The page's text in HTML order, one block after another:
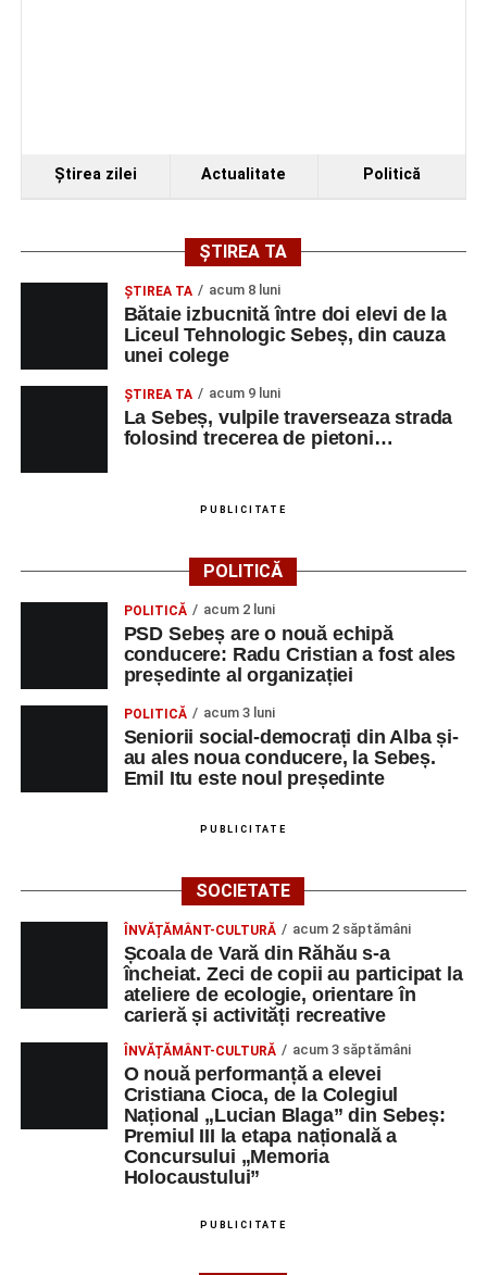
Ştirea zilei Actualitate Politică
ȘTIREA TA
ŞTIREA TA acum 8 luni
Bătaie izbucnită între doi elevi de la
Liceul Tehnologic Sebeș, din cauza
unei colege
ŞTIREA TA acum 9 luni
La Sebeș, vulpile traverseaza strada
folosind trecerea de pietoni…
PUBLICITATE
POLITICĂ
POLITICĂ acum 2 luni
PSD Sebeș are o nouă echipă
conducere: Radu Cristian a fost ales
președinte al organizației
POLITICĂ acum 3 luni
Seniorii social-democrați din Alba și-
au ales noua conducere, la Sebeș.
Emil Itu este noul președinte
PUBLICITATE
SOCIETATE
ÎNVĂȚĂMÂNT-CULTURĂ acum 2 săptămâni
Școala de Vară din Răhău s-a
încheiat. Zeci de copii au participat la
ateliere de ecologie, orientare în
carieră și activități recreative
ÎNVĂȚĂMÂNT-CULTURĂ acum 3 săptămâni
O nouă performanță a elevei
Cristiana Cioca, de la Colegiul
Național „Lucian Blaga” din Sebeș:
Premiul III la etapa națională a
Concursului „Memoria
Holocaustului”
PUBLICITATE